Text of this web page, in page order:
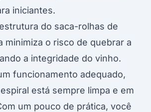
iniciantes.
do saca-rolhas de
minimiza o risco de quebrar a
a integridade do vinho.
funcionamento adequado,
está sempre limpa e em
um pouco de prática, você